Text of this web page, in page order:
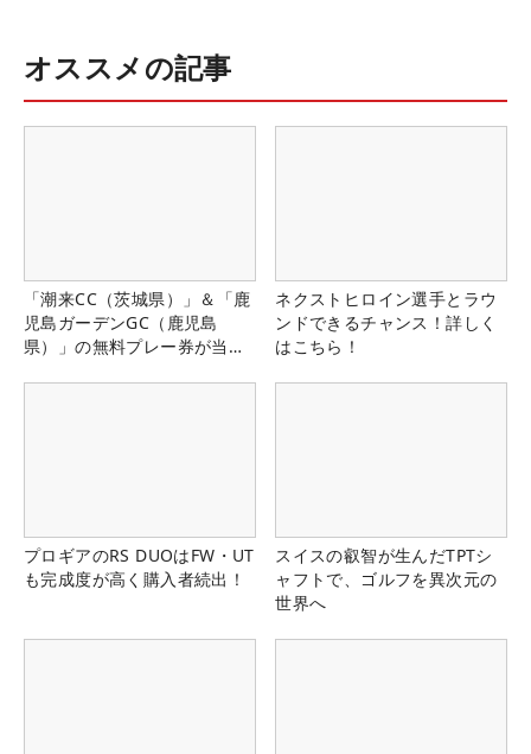
オススメの記事
「潮来CC（茨城県）」＆「鹿
児島ガーデンGC（鹿児島
県）」の無料プレー券が当た
ネクストヒロイン選手とラウ
ンドできるチャンス！詳しく
はこちら！
プロギアのRS DUOはFW・UT
も完成度が高く購入者続出！
スイスの叡智が生んだTPTシ
ャフトで、ゴルフを異次元の
世界へ